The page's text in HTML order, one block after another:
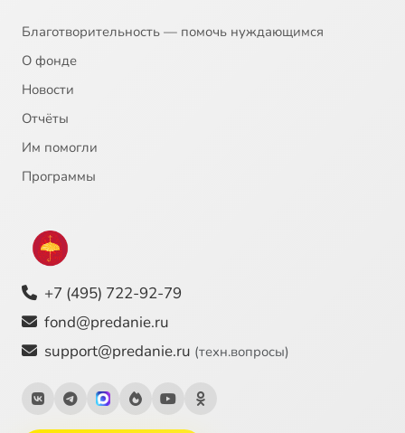
20 Выступление друзей Фонда
Благотворительность — помочь нуждающимся
О фонде
Новости
Отчёты
Им помогли
Программы
+7 (495) 722-92-79
fond@predanie.ru
support@predanie.ru (техн.вопросы)